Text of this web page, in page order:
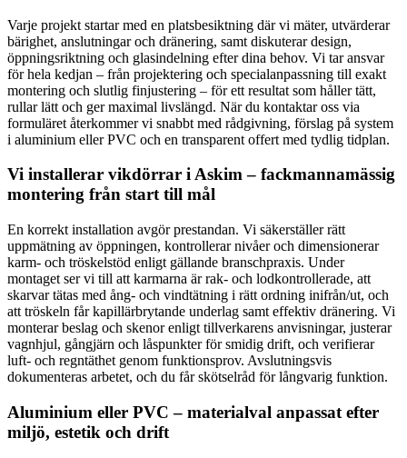
Varje projekt startar med en platsbesiktning där vi mäter, utvärderar
bärighet, anslutningar och dränering, samt diskuterar design,
öppningsriktning och glasindelning efter dina behov. Vi tar ansvar
för hela kedjan – från projektering och specialanpassning till exakt
montering och slutlig finjustering – för ett resultat som håller tätt,
rullar lätt och ger maximal livslängd. När du kontaktar oss via
formuläret återkommer vi snabbt med rådgivning, förslag på system
i aluminium eller PVC och en transparent offert med tydlig tidplan.
Vi installerar vikdörrar i Askim – fackmannamässig
montering från start till mål
En korrekt installation avgör prestandan. Vi säkerställer rätt
uppmätning av öppningen, kontrollerar nivåer och dimensionerar
karm- och tröskelstöd enligt gällande branschpraxis. Under
montaget ser vi till att karmarna är rak- och lodkontrollerade, att
skarvar tätas med ång- och vindtätning i rätt ordning inifrån/ut, och
att tröskeln får kapillärbrytande underlag samt effektiv dränering. Vi
monterar beslag och skenor enligt tillverkarens anvisningar, justerar
vagnhjul, gångjärn och låspunkter för smidig drift, och verifierar
luft- och regntäthet genom funktionsprov. Avslutningsvis
dokumenteras arbetet, och du får skötselråd för långvarig funktion.
Aluminium eller PVC – materialval anpassat efter
miljö, estetik och drift